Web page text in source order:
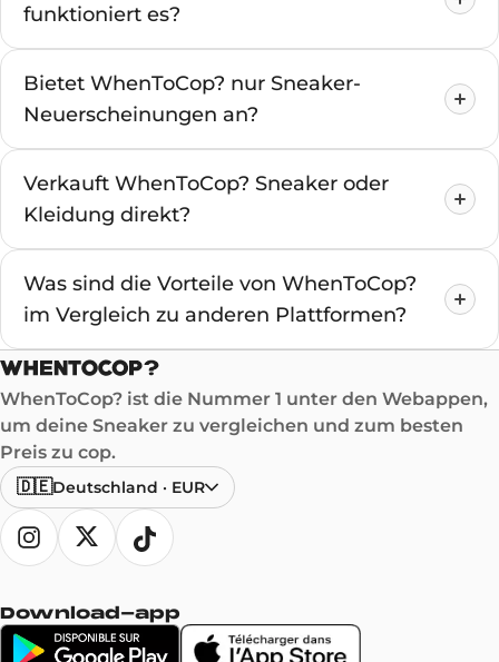
funktioniert es?
Bietet WhenToCop? nur Sneaker-
Neuerscheinungen an?
Verkauft WhenToCop? Sneaker oder
Kleidung direkt?
Was sind die Vorteile von WhenToCop?
im Vergleich zu anderen Plattformen?
WhenToCop? ist die Nummer 1 unter den Webappen,
um deine Sneaker zu vergleichen und zum besten
Preis zu cop.
🇩🇪Deutschland · EUR
Download-app